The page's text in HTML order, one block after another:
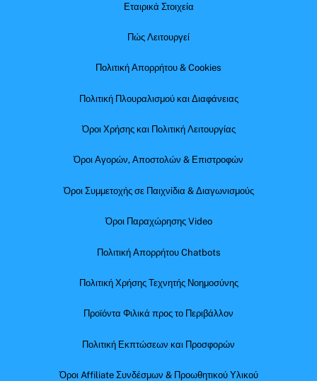
Εταιρικά Στοιχεία
Πώς Λειτουργεί
Πολιτική Απορρήτου & Cookies
Πολιτική Πλουραλισμού και Διαφάνειας
Όροι Χρήσης και Πολιτική Λειτουργίας
Όροι Αγορών, Αποστολών & Επιστροφών
Όροι Συμμετοχής σε Παιχνίδια & Διαγωνισμούς
Όροι Παραχώρησης Video
Πολιτική Απορρήτου Chatbots
Πολιτική Χρήσης Τεχνητής Νοημοσύνης
Προϊόντα Φιλικά προς το Περιβάλλον
Πολιτική Εκπτώσεων και Προσφορών
Όροι Affiliate Συνδέσμων & Προωθητικού Υλικού